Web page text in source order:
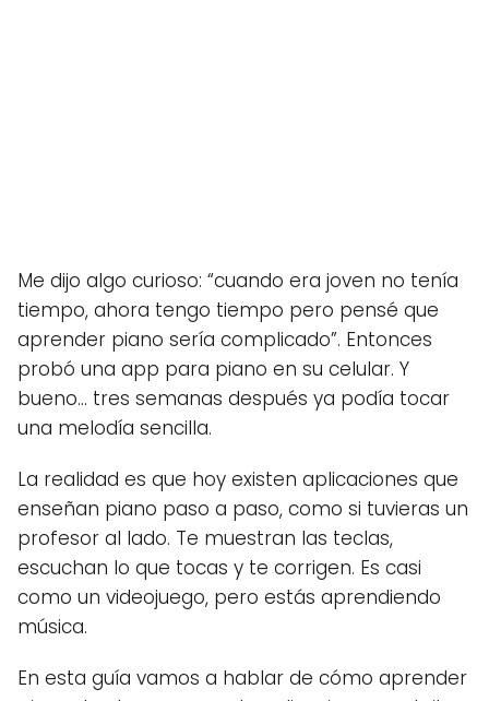
Me dijo algo curioso: “cuando era joven no tenía
tiempo, ahora tengo tiempo pero pensé que
aprender piano sería complicado”. Entonces
probó una app para piano en su celular. Y
bueno… tres semanas después ya podía tocar
una melodía sencilla.
La realidad es que hoy existen aplicaciones que
enseñan piano paso a paso, como si tuvieras un
profesor al lado. Te muestran las teclas,
escuchan lo que tocas y te corrigen. Es casi
como un videojuego, pero estás aprendiendo
música.
En esta guía vamos a hablar de cómo aprender